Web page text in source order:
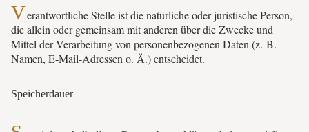
Verantwortliche Stelle ist die natürliche oder juristische Person,
die allein oder gemeinsam mit anderen über die Zwecke und
Mittel der Verarbeitung von personenbezogenen Daten (z. B.
Namen, E-Mail-Adressen o. Ä.) entscheidet.
Speicherdauer